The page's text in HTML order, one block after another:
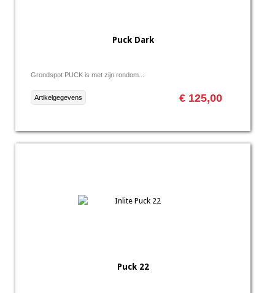
Puck Dark
Grondspot PUCK is met zijn rondom...
€ 125,00
Artikelgegevens
Puck 22